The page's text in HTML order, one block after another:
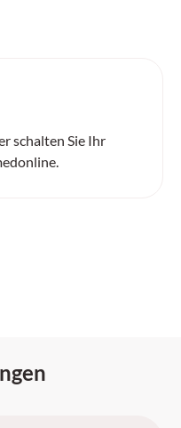
schalten Sie Ihr